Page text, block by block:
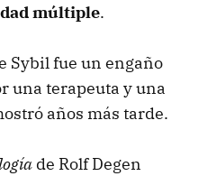
múltiple.
Sybil fue un engaño
una terapeuta y una
años más tarde.
de Rolf Degen